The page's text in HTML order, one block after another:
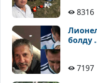
8316
болду
7197